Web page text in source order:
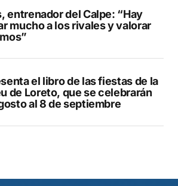
entrenador del Calpe: “Hay
mucho a los rivales y valorar
el libro de las fiestas de la
de Loreto, que se celebrarán
al 8 de septiembre